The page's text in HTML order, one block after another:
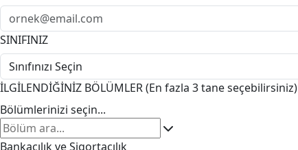
SINIFINIZ
İLGİLENDİĞİNİZ BÖLÜMLER (En fazla 3 tane seçebilirsiniz)
Bölümlerinizi seçin...
Bankacılık ve Sigortacılık